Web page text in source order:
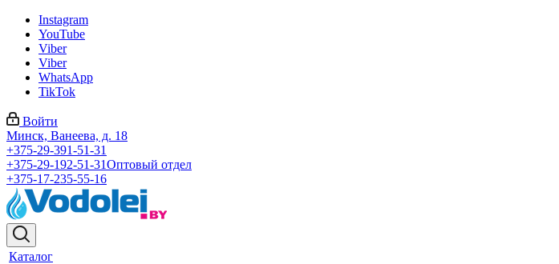
Instagram
YouTube
Viber
Viber
WhatsApp
TikTok
Войти
Минск, Ванеева, д. 18
+375-29-391-51-31
+375-29-192-51-31Оптовый отдел
+375-17-235-55-16
Каталог